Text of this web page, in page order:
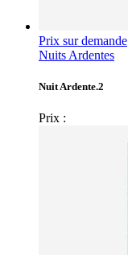
Prix sur demande
Nuits Ardentes
Nuit Ardente.2
Prix :